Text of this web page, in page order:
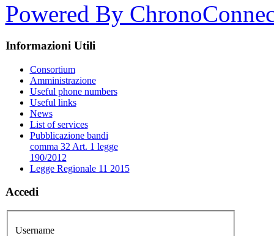
Powered By
Informazioni Utili
Consortium
Amministrazione
Useful phone numbers
Useful links
News
List of services
Pubblicazione bandi
comma 32 Art. 1 legge
190/2012
Legge Regionale 11 2015
Accedi
Username